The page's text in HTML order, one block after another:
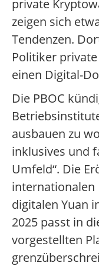
private
zeigen sich
Tendenzen.
Politiker
einen Digital-
Die PBOC
ausbauen zu
inklusives und
Umfeld“. Die
internationalen
digitalen Yuan
2025 passt in
vorgestellten